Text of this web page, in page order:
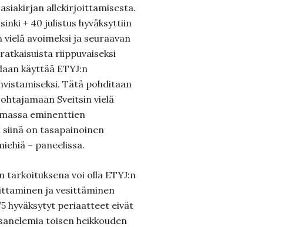
allekirjoittamisesta.
+ 40 julistus hyväksyttiin
avoimeksi ja seuraavan
riippuvaiseksi
käyttää ETYJ:n
Tätä pohditaan
Sveitsin vielä
eminenttien
on tasapainoinen
– paneelissa.
voi olla ETYJ:n
ja vesittäminen
hyväksytyt periaatteet eivät
toisen heikkouden